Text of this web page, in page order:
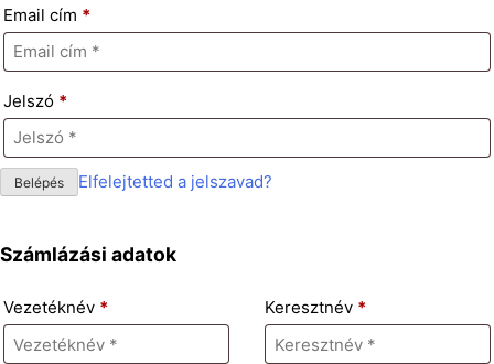
Email cím *
Jelszó *
Elfelejtetted a jelszavad?
Számlázási adatok
Vezetéknév * Keresztnév *